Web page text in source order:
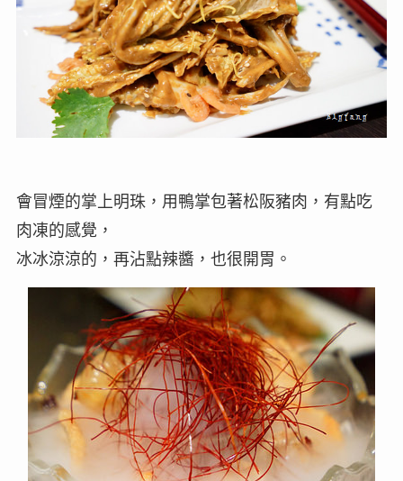
會冒煙的掌上明珠，用鴨掌包著松阪豬肉，有點吃
肉凍的感覺，
冰冰涼涼的，再沾點辣醬，也很開胃。